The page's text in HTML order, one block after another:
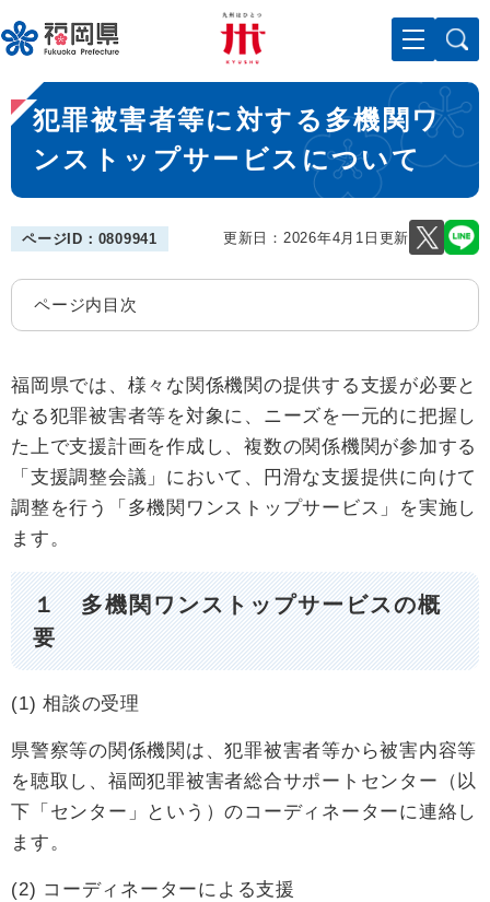
ー
ジ
先
頭
。
メニューを飛ばして本文へ
本
文
犯罪被害者等に対する多機関ワ
ンストップサービスについて
ページID：0809941 更新日：2026年4月1日更新
ページ内目次
福岡県では、様々な関係機関の提供する支援が必要と
なる犯罪被害者等を対象に、ニーズを一元的に把握し
た上で支援計画を作成し、複数の関係機関が参加する
「支援調整会議」において、円滑な支援提供に向けて
調整を行う「多機関ワンストップサービス」を実施し
ます。
１ 多機関ワンストップサービスの概
要
(1) 相談の受理
県警察等の関係機関は、犯罪被害者等から被害内容等
を聴取し、福岡犯罪被害者総合サポートセンター（以
下「センター」という）のコーディネーターに連絡し
ます。
(2) コーディネーターによる支援